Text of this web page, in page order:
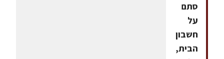
סתם
על
חשבון
הבית,